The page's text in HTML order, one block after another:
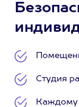
Студия
Каждому